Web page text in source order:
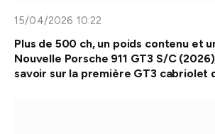
15/04/2026 10:22
Plus de 500 ch, un poids contenu et
Nouvelle Porsche 911 GT3 S/C
savoir sur la première GT3 cabriolet